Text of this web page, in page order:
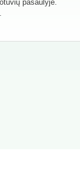
pasaulyje.